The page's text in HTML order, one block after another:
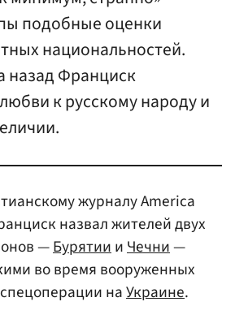
подобные оценки
национальностей.
назад Франциск
к русскому народу и
журналу America
назвал жителей двух
—БурятиииЧечни—
во время вооруженных
наУкраине.